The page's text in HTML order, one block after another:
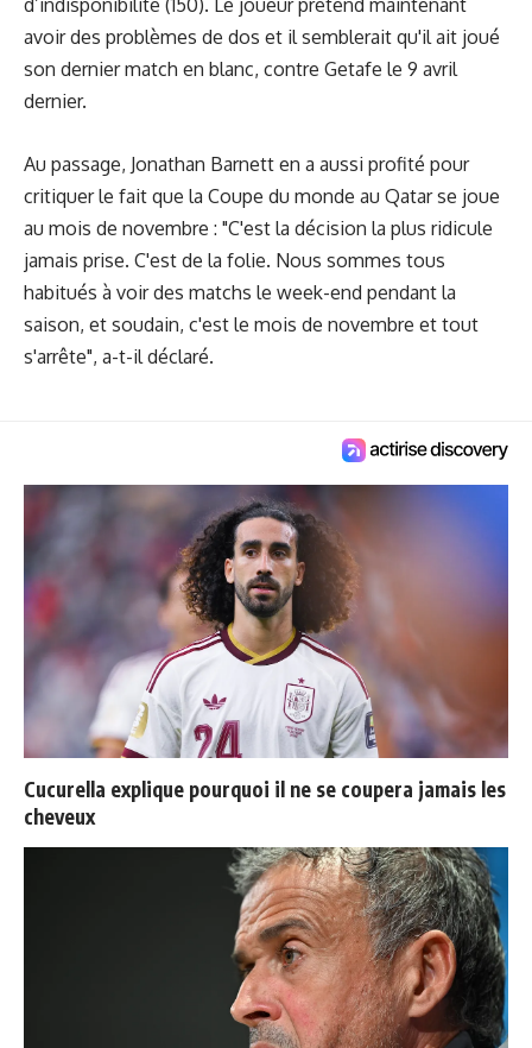
d’indisponibilité (150). Le joueur prétend maintenant
avoir des problèmes de dos et il semblerait qu'il ait joué
son dernier match en blanc, contre Getafe le 9 avril
dernier.
Au passage, Jonathan Barnett en a aussi profité pour
critiquer le fait que la Coupe du monde au Qatar se joue
au mois de novembre : "C'est la décision la plus ridicule
jamais prise. C'est de la folie. Nous sommes tous
habitués à voir des matchs le week-end pendant la
saison, et soudain, c'est le mois de novembre et tout
s'arrête", a-t-il déclaré.
Cucurella explique pourquoi il ne se coupera jamais les
cheveux